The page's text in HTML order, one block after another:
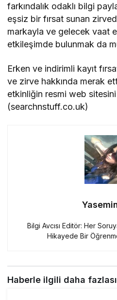
farkındalık odaklı bilgi
eşsiz bir fırsat sunan
markayla ve gelecek vaat
etkileşimde bulunmak da
Erken ve indirimli kayıt
ve zirve hakkında merak
etkinliğin resmi web
(searchnstuff.co.uk)
Bilgi Avcısı Editör: Her
Hikayede Bir
Haberle ilgili daha